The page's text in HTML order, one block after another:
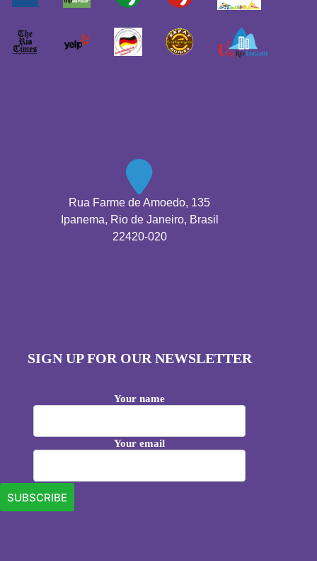
Rua Farme de Amoedo, 135
Ipanema, Rio de Janeiro, Brasil
22420-020
SIGN UP FOR OUR NEWSLETTER
Your name
Your email